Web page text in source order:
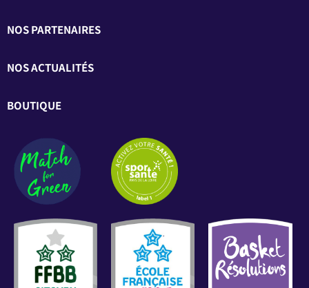
NOS PARTENAIRES
NOS ACTUALITÉS
BOUTIQUE